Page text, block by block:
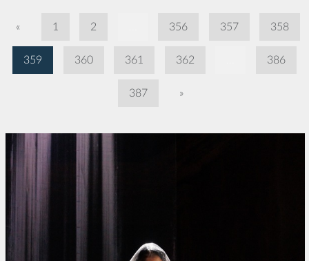
« 1 2 356 357 358
359 360 361 362 386
387 »